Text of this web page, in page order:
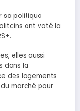
sa politique
ont voté la
elles aussi
dans la
des logements
marché pour